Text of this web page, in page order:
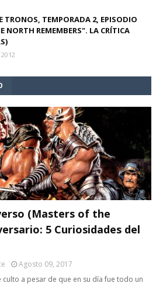
TRONOS, TEMPORADA 2, EPISODIO
NORTH REMEMBERS". LA CRÍTICA
(Masters of the
5 Curiosidades del
Agosto 09, 2017
a pesar de que en su día fue todo un